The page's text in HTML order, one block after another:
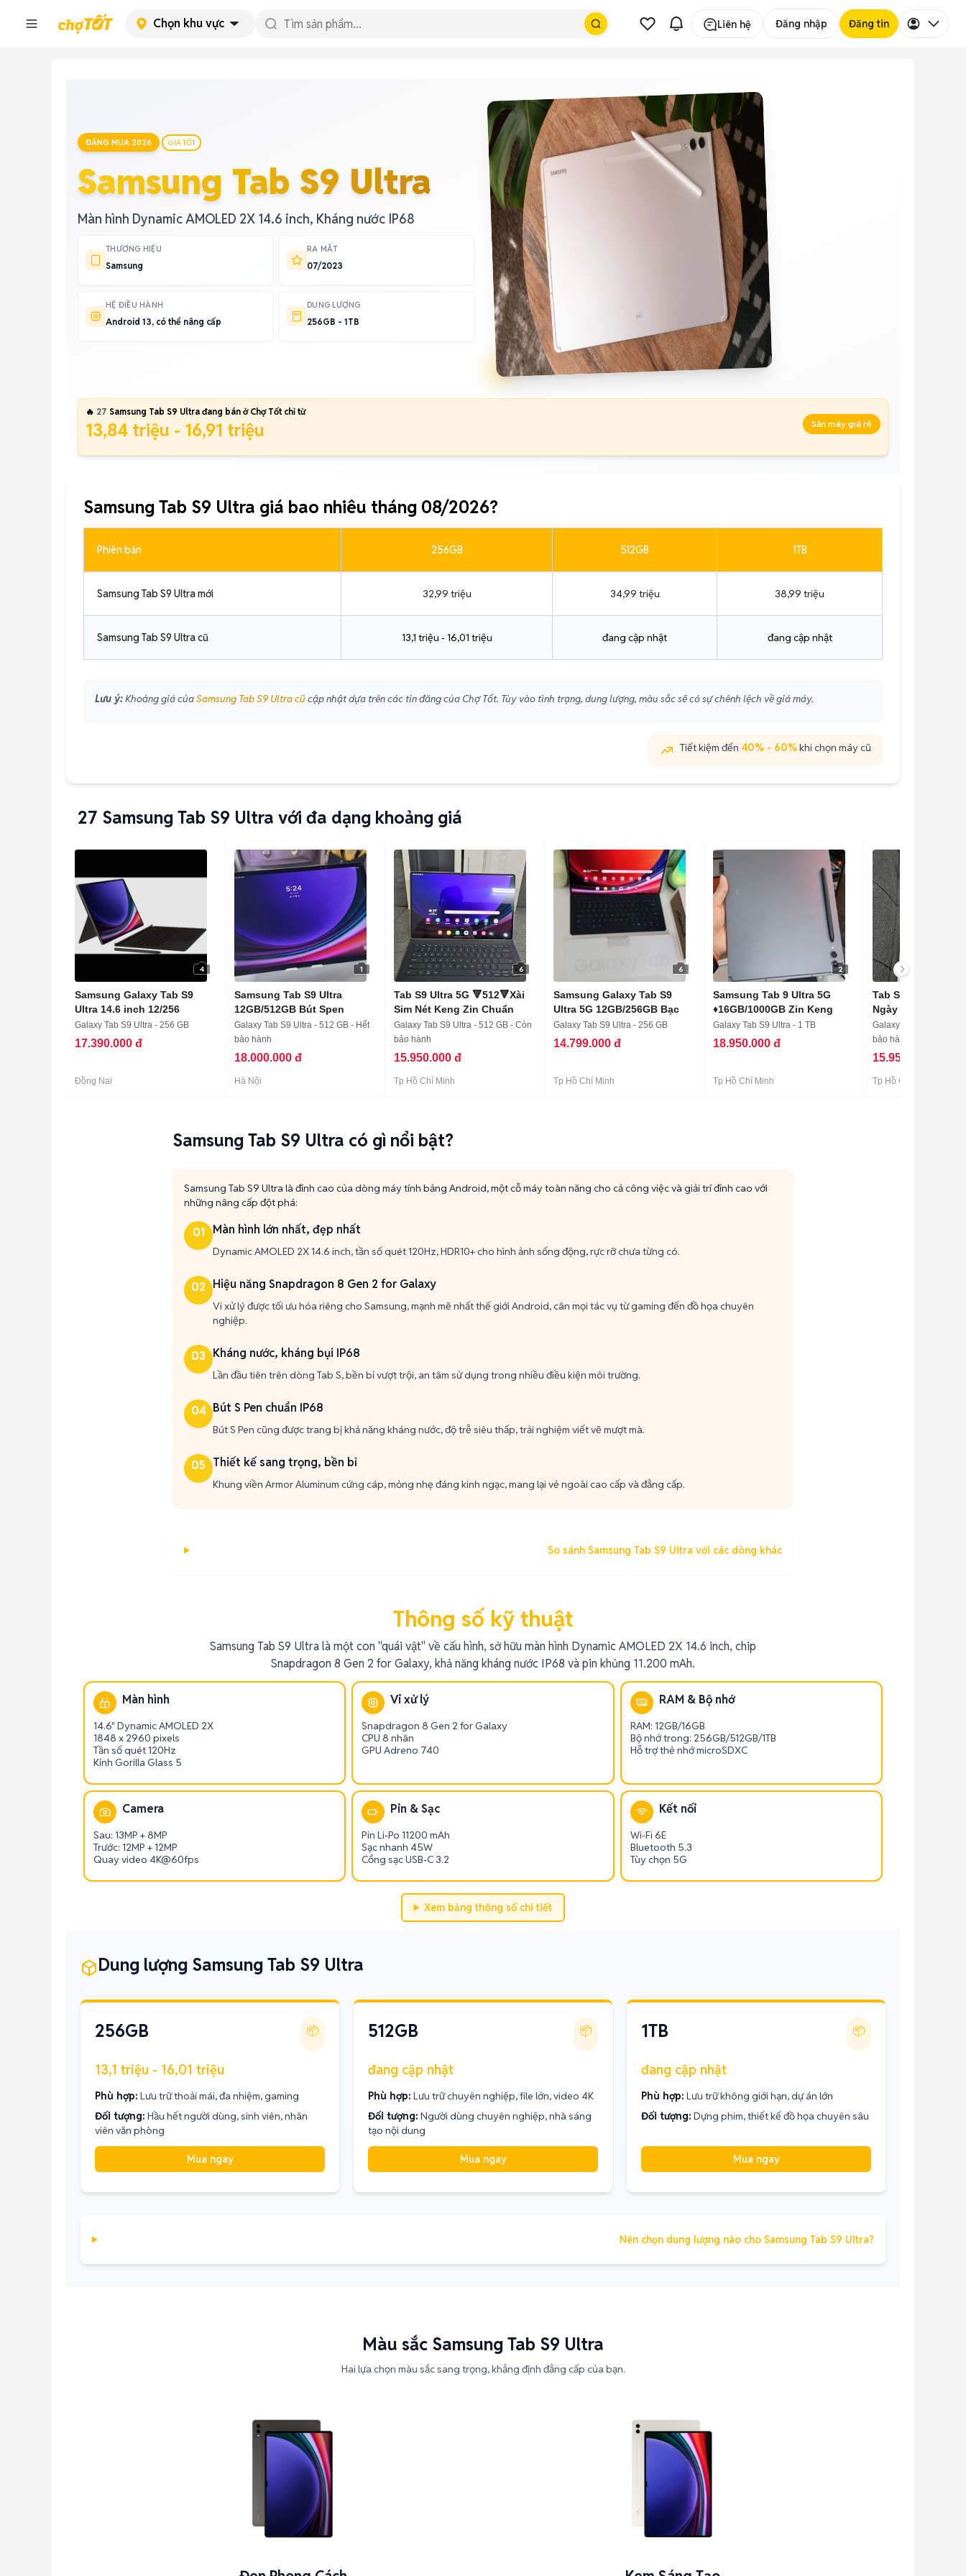
Chọn khu vực Liên hệ Đăng nhập Đăng tin
ĐÁNG MUA 2026 GIÁ TỐT
Samsung Tab S9 Ultra
Màn hình Dynamic AMOLED 2X 14.6 inch, Kháng nước IP68
THƯƠNG HIỆU
Samsung
RA MẮT
07/2023
HỆ ĐIỀU HÀNH
Android 13, có thể nâng cấp
DUNG LƯỢNG
256GB - 1TB
🔥 27 Samsung Tab S9 Ultra đang bán ở Chợ Tốt chỉ từ
13,84 triệu - 16,91 triệu Săn máy giá rẻ
Samsung Tab S9 Ultra giá bao nhiêu tháng 08/2026?
Phiên bản 256GB 512GB 1TB
Samsung Tab S9 Ultra mới 32,99 triệu 34,99 triệu 38,99 triệu
Samsung Tab S9 Ultra cũ 13,1 triệu - 16,01 triệu đang cập nhật đang cập nhật
Lưu ý:Khoảng giá củaSamsung Tab S9 Ultra cũ cập nhật dựa trên các tin đăng của Chợ Tốt. Tùy vào tình trạng, dung lượng, màu sắc sẽ có sự chênh lệch về giá máy.
Tiết kiệm đến 40% - 60%khi chọn máy cũ
27 Samsung Tab S9 Ultra với đa dạng khoảng giá
4
Samsung Galaxy Tab S9
Ultra 14.6 inch 12/256
Galaxy Tab S9 Ultra - 256 GB
17.390.000 đ
Đồng Nai
1
Samsung Tab S9 Ultra
12GB/512GB Bút Spen
Galaxy Tab S9 Ultra - 512 GB - Hết
bảo hành
18.000.000 đ
Hà Nội
6
Tab S9 Ultra 5G 🔻512🔻Xài
Sim Nét Keng Zin Chuẩn
Galaxy Tab S9 Ultra - 512 GB - Còn
bảo hành
15.950.000 đ
Tp Hồ Chí Minh
6
Samsung Galaxy Tab S9
Ultra 5G 12GB/256GB Bạc
Galaxy Tab S9 Ultra - 256 GB
14.799.000 đ
Tp Hồ Chí Minh
2
Samsung Tab 9 Ultra 5G
♦16GB/1000GB Zin Keng
Galaxy Tab S9 Ultra - 1 TB
18.950.000 đ
Tp Hồ Chí Minh
Tab S9 Ultra Khui Siêu 2
Ngày Như New
Galaxy Tab S9 Ultra -
bảo hành
15.950.000 đ
Tp Hồ Chí Minh
Samsung Tab S9 Ultra có gì nổi bật?
Samsung Tab S9 Ultra là đỉnh cao của dòng máy tính bảng Android, một cỗ máy toàn năng cho cả công việc và giải trí đỉnh cao với
những nâng cấp đột phá:
01 Màn hình lớn nhất, đẹp nhất
Dynamic AMOLED 2X 14.6 inch, tần số quét 120Hz, HDR10+ cho hình ảnh sống động, rực rỡ chưa từng có.
02 Hiệu năng Snapdragon 8 Gen 2 for Galaxy
Vi xử lý được tối ưu hóa riêng cho Samsung, mạnh mẽ nhất thế giới Android, cân mọi tác vụ từ gaming đến đồ họa chuyên
nghiệp.
03 Kháng nước, kháng bụi IP68
Lần đầu tiên trên dòng Tab S, bền bỉ vượt trội, an tâm sử dụng trong nhiều điều kiện môi trường.
04 Bút S Pen chuẩn IP68
Bút S Pen cũng được trang bị khả năng kháng nước, độ trễ siêu thấp, trải nghiệm viết vẽ mượt mà.
05 Thiết kế sang trọng, bền bỉ
Khung viền Armor Aluminum cứng cáp, mỏng nhẹ đáng kinh ngạc, mang lại vẻ ngoài cao cấp và đẳng cấp.
So sánh Samsung Tab S9 Ultra với các dòng khác
Thông số kỹ thuật
Samsung Tab S9 Ultra là một con "quái vật" về cấu hình, sở hữu màn hình Dynamic AMOLED 2X 14.6 inch, chip
Snapdragon 8 Gen 2 for Galaxy, khả năng kháng nước IP68 và pin khủng 11.200 mAh.
Màn hình
14.6" Dynamic AMOLED 2X
1848 x 2960 pixels
Tần số quét 120Hz
Kính Gorilla Glass 5
Vi xử lý
Snapdragon 8 Gen 2 for Galaxy
CPU 8 nhân
GPU Adreno 740
RAM & Bộ nhớ
RAM: 12GB/16GB
Bộ nhớ trong: 256GB/512GB/1TB
Hỗ trợ thẻ nhớ microSDXC
Camera
Sau: 13MP + 8MP
Trước: 12MP + 12MP
Quay video 4K@60fps
Pin & Sạc
Pin Li-Po 11200 mAh
Sạc nhanh 45W
Cổng sạc USB-C 3.2
Kết nối
Wi-Fi 6E
Bluetooth 5.3
Tùy chọn 5G
Xem bảng thông số chi tiết
Dung lượng Samsung Tab S9 Ultra
256GB 📦
13,1 triệu - 16,01 triệu
Phù hợp: Lưu trữ thoải mái, đa nhiệm, gaming
Đối tượng: Hầu hết người dùng, sinh viên, nhân
viên văn phòng
Mua ngay
512GB 📦
đang cập nhật
Phù hợp: Lưu trữ chuyên nghiệp, file lớn, video 4K
Đối tượng: Người dùng chuyên nghiệp, nhà sáng
tạo nội dung
Mua ngay
1TB 📦
đang cập nhật
Phù hợp: Lưu trữ không giới hạn, dự án lớn
Đối tượng: Dựng phim, thiết kế đồ họa chuyên sâu
Mua ngay
Nên chọn dung lượng nào cho Samsung Tab S9 Ultra?
Màu sắc Samsung Tab S9 Ultra
Hai lựa chọn màu sắc sang trọng, khẳng định đẳng cấp của bạn.